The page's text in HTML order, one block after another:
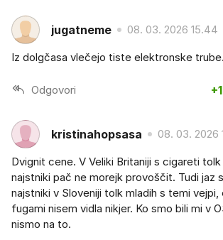
jugatneme 08. 03. 2026 15.44
Iz dolgčasa vlečejo tiste elektronske
Odgovori +1
kristinahopsasa 08. 03. 2026
Dvignit cene. V Veliki Britaniji s cigareti tolk
najstniki pač ne morejk provoščit. Tudi jaz
najstniki v Sloveniji tolk mladih s temi vejpi,
fugami nisem vidla nikjer. Ko smo bili mi v
nismo na to.